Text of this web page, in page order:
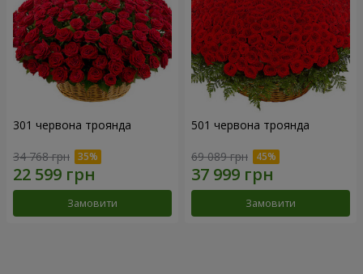
301 червона троянда
34 768 грн
Замовити
501 червона троянда
69 089 грн
Замовити